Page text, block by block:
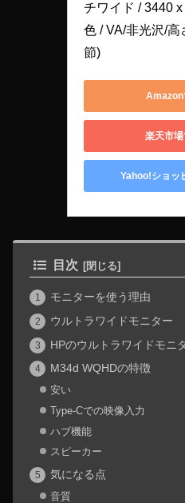
チワイド / 3440
色 / VA/非光沢/高
節)
Amazon
楽天市
Yahoo!ショッ
目次
モニターを使う理由
ウルトラワイドモニター
HPのウルトラワイドモニ
M34d WQHDの特徴
安い
Type-Cでの映像入力
ハブ機能
スピーカー
気になる点
音質